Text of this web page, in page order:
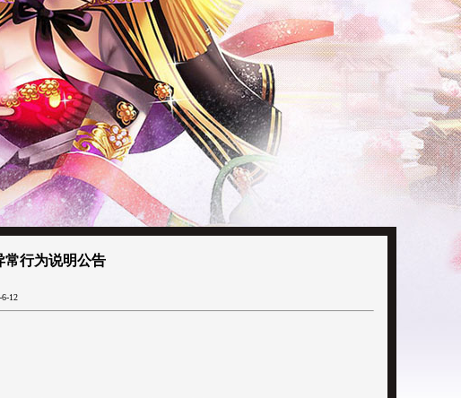
常行为说明公告
12